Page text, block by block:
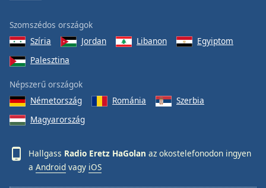
Dialog
End
dialog
window.
Szomszédos országok
Szíria
Jordan Libanon
Egyiptom
Palesztina
Népszerű országok
Németország
Románia
Szerbia
Magyarország
Hallgass Radio Eretz HaGolan az okostelefonodon ingyen
a Android vagy iOS